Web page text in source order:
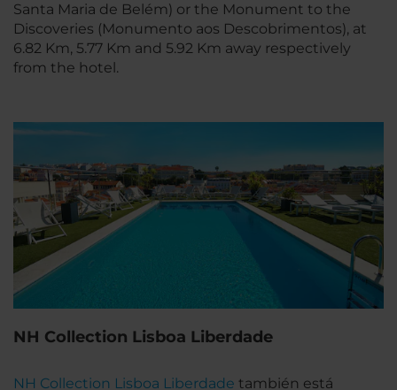
Santa Maria de Belém) or the Monument to the
Discoveries (Monumento aos Descobrimentos), at
6.82 Km, 5.77 Km and 5.92 Km away respectively
from the hotel.
NH Collection Lisboa Liberdade
NH Collection Lisboa Liberdade también está